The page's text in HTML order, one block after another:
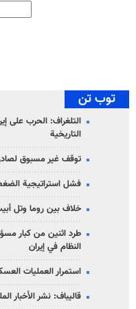
توب تن
التلغراف: الحرب على
التاريخية
توقف غير مسبوق
فشل استراتيجية
خلاف بين روما وتل
طرد اثنين من كبار
النظام في إيران
استمرار العمليات
قاليباف: نشر الأخبار